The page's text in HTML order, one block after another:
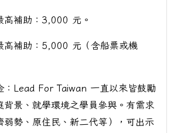
高補助：3,000 元。
高補助：5,000 元（含船票或機
：Lead For Taiwan 一直以來皆鼓勵
背景、就學環境之學員參與。有需求
弱勢、原住民、新二代等），可出示